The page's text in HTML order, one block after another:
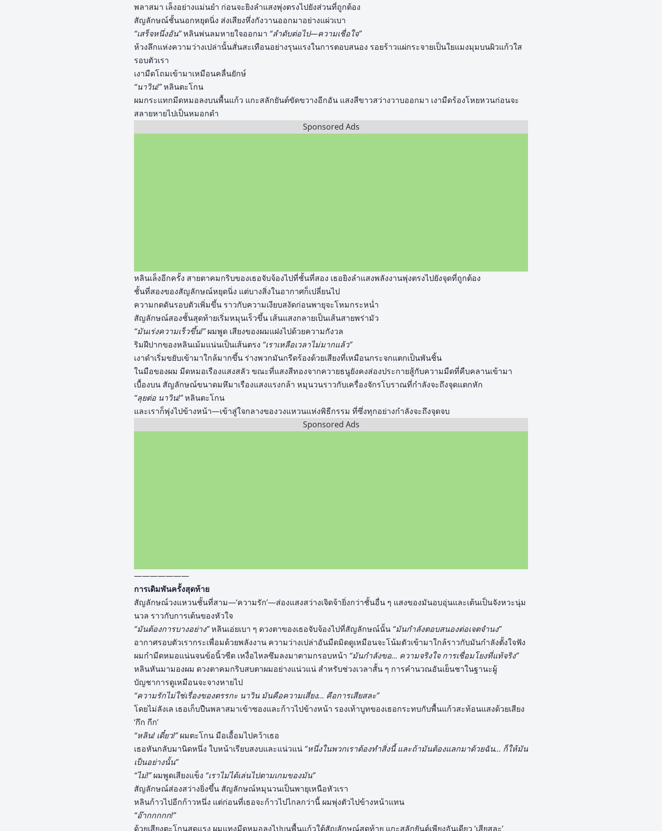
พลาสมา เล็งอย่างแม่นยำ ก่อนจะยิงลำแสงพุ่งตรงไปยังส่วนที่ถูกต้อง
สัญลักษณ์ชั้นนอกหยุดนิ่ง ส่งเสียงหึ่งกังวานออกมาอย่างแผ่วเบา
“เสร็จหนึ่งอัน”หลินพ่นลมหายใจออกมา “ลำดับต่อไป—ความเชื่อใจ”
ห้วงลึกแห่งความว่างเปล่านั้นสั่นสะเทือนอย่างรุนแรงในการตอบสนอง รอยร้าวแผ่กระจายเป็นใยแมงมุมบนผิวแก้วใส
รอบตัวเรา
เงามืดโถมเข้ามาเหมือนคลื่นยักษ์
“นาวิน!”หลินตะโกน
ผมกระแทกมีดหมอลงบนพื้นแก้ว แกะสลักยันต์ขัดขวางอีกอัน แสงสีขาวสว่างวาบออกมา เงามืดร้องโหยหวนก่อนจะ
สลายหายไปเป็นหมอกดำ
Sponsored Ads
หลินเล็งอีกครั้ง สายตาคมกริบของเธอจับจ้องไปที่ชั้นที่สอง เธอยิงลำแสงพลังงานพุ่งตรงไปยังจุดที่ถูกต้อง
ชั้นที่สองของสัญลักษณ์หยุดนิ่ง แต่บางสิ่งในอากาศก็เปลี่ยนไป
ความกดดันรอบตัวเพิ่มขึ้น ราวกับความเงียบสงัดก่อนพายุจะโหมกระหน่ำ
สัญลักษณ์สองชั้นสุดท้ายเริ่มหมุนเร็วขึ้น เส้นแสงกลายเป็นเส้นสายพร่ามัว
“มันเร่งความเร็วขึ้น!”ผมพูด เสียงของผมแฝงไปด้วยความกังวล
ริมฝีปากของหลินเม้มแน่นเป็นเส้นตรง “เราเหลือเวลาไม่มากแล้ว”
เงาดำเริ่มขยับเข้ามาใกล้มากขึ้น ร่างพวกมันกรีดร้องด้วยเสียงที่เหมือนกระจกแตกเป็นพันชิ้น
ในมือของผม มีดหมอเรืองแสงสลัว ขณะที่แสงสีทองจากควายธนูยังคงส่องประกายสู้กับความมืดที่คืบคลานเข้ามา
เบื้องบน สัญลักษณ์ขนาดมหึมาเรืองแสงแรงกล้า หมุนวนราวกับเครื่องจักรโบราณที่กำลังจะถึงจุดแตกหัก
“ลุยต่อ นาวิน!”หลินตะโกน
และเราก็พุ่งไปข้างหน้า—เข้าสู่ใจกลางของวงแหวนแห่งพิธีกรรม ที่ซึ่งทุกอย่างกำลังจะถึงจุดจบ
Sponsored Ads
———————
การเดิมพันครั้งสุดท้าย
สัญลักษณ์วงแหวนชั้นที่สาม—‘ความรัก’—ส่องแสงสว่างเจิดจ้ายิ่งกว่าชั้นอื่น ๆ แสงของมันอบอุ่นและเต้นเป็นจังหวะนุ่ม
นวล ราวกับการเต้นของหัวใจ
“มันต้องการบางอย่าง”หลินเอ่ยเบา ๆ ดวงตาของเธอจับจ้องไปที่สัญลักษณ์นั้น “มันกำลังตอบสนองต่อเจตจำนง”
อากาศรอบตัวเรากระเพื่อมด้วยพลังงาน ความว่างเปล่าอันมืดมิดดูเหมือนจะโน้มตัวเข้ามาใกล้ราวกับมันกำลังตั้งใจฟัง
ผมกำมีดหมอแน่นจนข้อนิ้วซีด เหงื่อไหลซึมลงมาตามกรอบหน้า “มันกำลังขอ… ความจริงใจ การเชื่อมโยงที่แท้จริง”
หลินหันมามองผม ดวงตาคมกริบสบตาผมอย่างแน่วแน่ สำหรับช่วงเวลาสั้น ๆ การคำนวณอันเย็นชาในฐานะผู้
บัญชาการดูเหมือนจะจางหายไป
“ความรักไม่ใช่เรื่องของตรรกะ นาวิน มันคือความเสี่ยง… คือการเสียสละ”
โดยไม่ลังเล เธอเก็บปืนพลาสมาเข้าซองและก้าวไปข้างหน้า รองเท้าบูทของเธอกระทบกับพื้นแก้วสะท้อนแสงด้วยเสียง
‘กึก กีก’
“หลิน! เดี๋ยว!”ผมตะโกน มือเอื้อมไปคว้าเธอ
เธอหันกลับมานิดหนึ่ง ใบหน้าเรียบสงบและแน่วแน่ “หนึ่งในพวกเราต้องทำสิ่งนี้ และถ้ามันต้องแลกมาด้วยฉัน… ก็ให้มัน
เป็นอย่างนั้น”
“ไม่!”ผมพูดเสียงแข็ง “เราไม่ได้เล่นไปตามเกมของมัน”
สัญลักษณ์ส่องสว่างยิ่งขึ้น สัญลักษณ์หมุนวนเป็นพายุเหนือหัวเรา
หลินก้าวไปอีกก้าวหนึ่ง แต่ก่อนที่เธอจะก้าวไปไกลกว่านี้ ผมพุ่งตัวไปข้างหน้าแทน
“อ๊ากกกกก!”
ด้วยเสียงตะโกนสุดแรง ผมแทงมีดหมอลงไปบนพื้นแก้วใต้สัญลักษณ์สุดท้าย แกะสลักยันต์เพียงอันเดียว ‘เสียสละ’